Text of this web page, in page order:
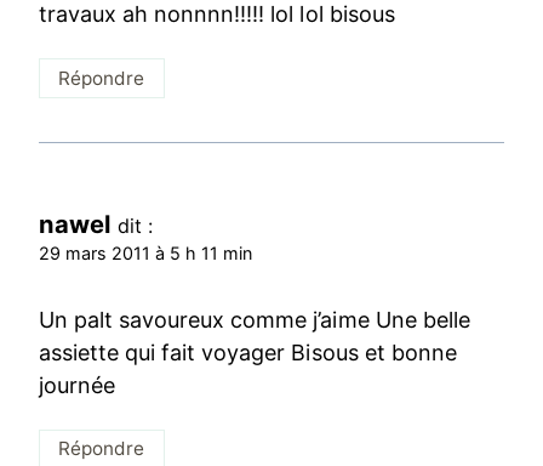
travaux ah nonnnn!!!!! lol lol bisous
Répondre
nawel dit :
29 mars 2011 à 5 h 11 min
Un palt savoureux comme j’aime Une belle
assiette qui fait voyager Bisous et bonne
journée
Répondre